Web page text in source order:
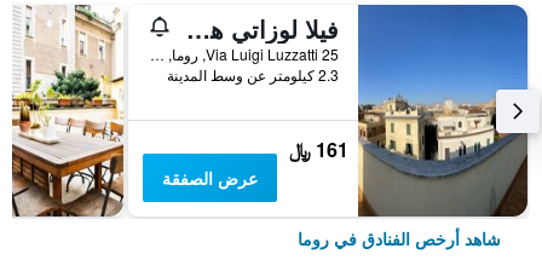
فيلا لوزاتي هوستل
25 Via Luigi Luzzatti, روما, إيطاليا
2.3 كيلومتر عن وسط المدينة
161 ﷼
عرض الصفقة
شاهد أرخص الفنادق في روما